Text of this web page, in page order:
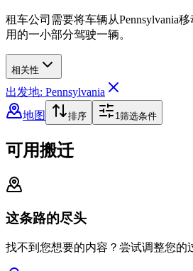
租车公司需要将车辆从Pennsylvania
用的一小部分驾驶一辆。
相关性
出发地: Pennsylvania
地图
排序 1筛选条件
可用搬迁
这条路的尽头
找不到您想要的内容？尝试调整您的